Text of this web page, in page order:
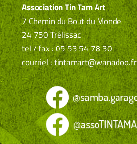
Association Tin Tam Art
7 Chemin du Bout du Monde
24 750 Trélissac
tel / fax : 05 53 54 78 30
courriel : tintamart@wanadoo.fr